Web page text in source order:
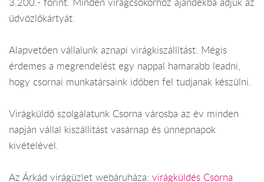
3.200.- forint. Minden virágcsokorhoz ajándékba adjuk az
üdvözlőkártyát.
Alapvetően vállalunk aznapi virágkiszállítást. Mégis
érdemes a megrendelést egy nappal hamarabb leadni,
hogy csornai munkatársaink időben fel tudjanak készülni.
Virágküldő szolgálatunk Csorna városba az év minden
napján vállal kiszállítást vasárnap és ünnepnapok
kivételével.
Az Árkád virágüzlet webáruháza: virágküldés Csorna